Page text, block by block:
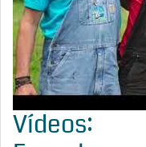
Vídeos: